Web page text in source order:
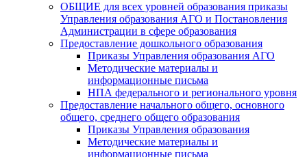
ОБЩИЕ для всех уровней образования приказы
Управления образования АГО и Постановления
Администрации в сфере образования
Предоставление дошкольного образования
Приказы Управления образования АГО
Методические материалы и
информационные письма
НПА федерального и регионального уровня
Предоставление начального общего, основного
общего, среднего общего образования
Приказы Управления образования
Методические материалы и
информационные письма